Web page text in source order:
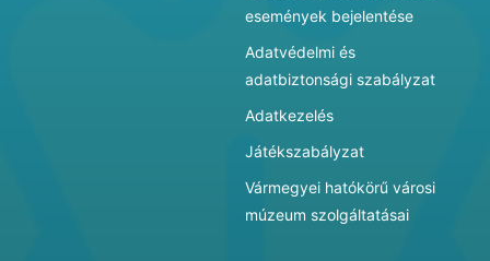
események bejelentése
Adatvédelmi és
adatbiztonsági szabályzat
Adatkezelés
Játékszabályzat
Vármegyei hatókörű városi
múzeum szolgáltatásai